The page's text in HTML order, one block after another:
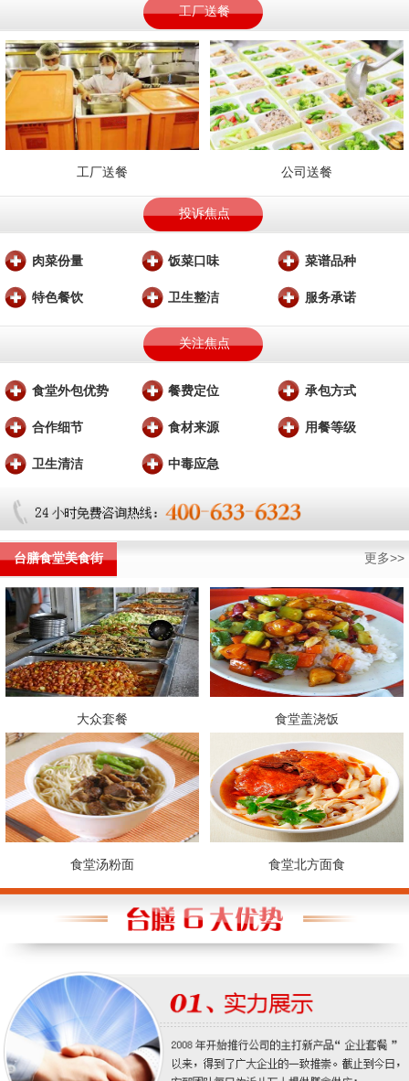
工厂送餐
工厂送餐 公司送餐
投诉焦点
肉菜份量 饭菜口味 菜谱品种
特色餐饮 卫生整洁 服务承诺
关注焦点
食堂外包优势 餐费定位 承包方式
合作细节 食材来源 用餐等级
卫生清洁 中毒应急
台膳食堂美食街 更多>>
大众套餐 食堂盖浇饭
食堂汤粉面 食堂北方面食